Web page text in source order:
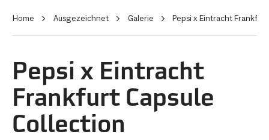
Home Ausgezeichnet Galerie Pepsi x Eintracht
Pepsi x Eintracht
Frankfurt Capsule
Collection